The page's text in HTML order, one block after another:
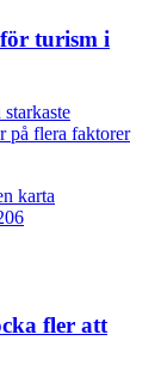
turism i
på flera faktorer
fler att